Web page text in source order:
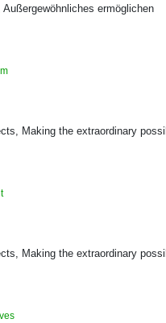
ermöglichen
Making the extraordinary
Making the extraordinary